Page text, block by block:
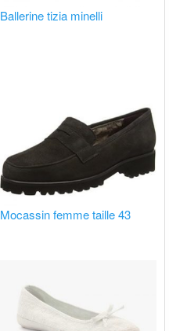
Ballerine tizia minelli
Mocassin femme taille 43